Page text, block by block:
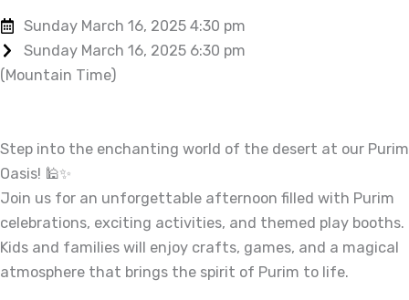
Sunday March 16, 2025 4:30 pm
Sunday March 16, 2025 6:30 pm
(Mountain Time)
Step into the enchanting world of the desert at our Purim
Oasis! 🕌✨
Join us for an unforgettable afternoon filled with Purim
celebrations, exciting activities, and themed play booths.
Kids and families will enjoy crafts, games, and a magical
atmosphere that brings the spirit of Purim to life.